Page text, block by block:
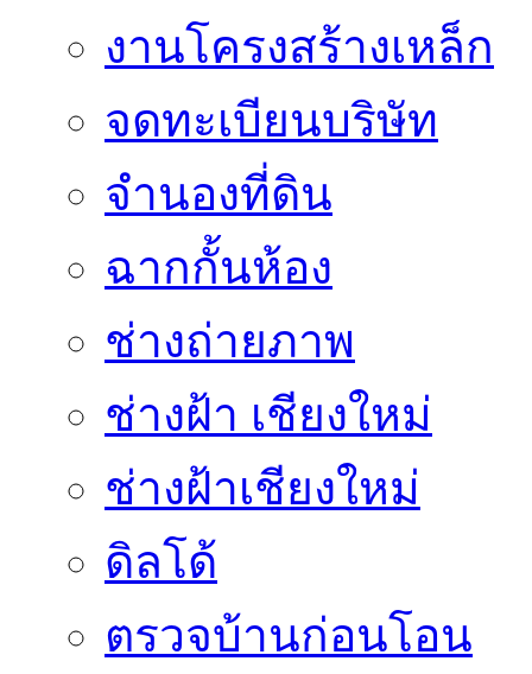
งานโครงสร้างเหล็ก
จดทะเบียนบริษัท
จำนองที่ดิน
ฉากกั้นห้อง
ช่างถ่ายภาพ
ช่างฝ้า เชียงใหม่
ช่างฝ้าเชียงใหม่
ดิลโด้
ตรวจบ้านก่อนโอน